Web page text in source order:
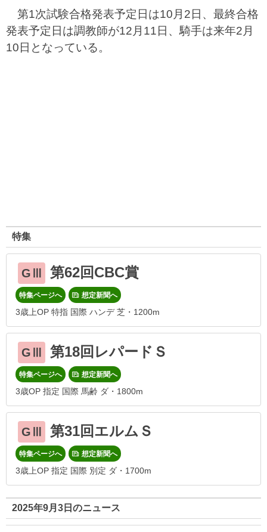
第1次試験合格発表予定日は10月2日、最終合格
発表予定日は調教師が12月11日、騎手は来年2月
10日となっている。
特集
GⅢ 第62回CBC賞
特集ページへ 想定新聞へ
3歳上OP 特指 国際 ハンデ 芝・1200m
GⅢ 第18回レパードＳ
特集ページへ 想定新聞へ
3歳OP 指定 国際 馬齢 ダ・1800m
GⅢ 第31回エルムＳ
特集ページへ 想定新聞へ
3歳上OP 指定 国際 別定 ダ・1700m
2025年9月3日のニュース